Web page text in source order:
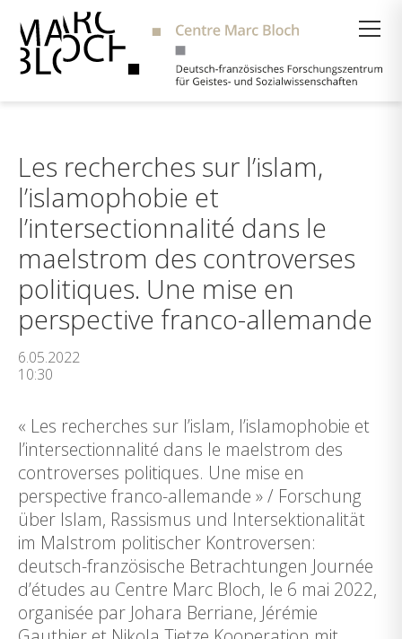
Les recherches sur l’islam,
l’islamophobie et
l’intersectionnalité dans le
maelstrom des controverses
politiques. Une mise en
perspective franco-allemande
6.05.2022
10:30
« Les recherches sur l’islam, l’islamophobie et
l’intersectionnalité dans le maelstrom des
controverses politiques. Une mise en
perspective franco-allemande » / Forschung
über Islam, Rassismus und Intersektionalität
im Malstrom politischer Kontroversen:
deutsch-französische Betrachtungen Journée
d’études au Centre Marc Bloch, le 6 mai 2022,
organisée par Johara Berriane, Jérémie